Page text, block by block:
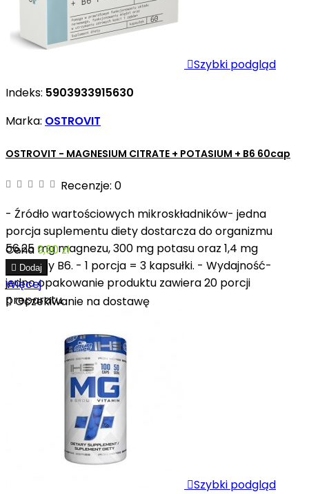
Szybki podgląd
Indeks: 5903933915630
Marka: OSTROVIT
OSTROVIT - MAGNESIUM CITRATE + POTASIUM + B6 60cap
Recenzje: 0
- Źródło wartościowych mikroskładników- jedna
porcja suplementu diety dostarcza do organizmu
56,25 mg magnezu, 300 mg potasu oraz 1,4 mg
witaminy B6. - 1 porcja = 3 kapsułki. - Wydajność-
jedno opakowanie produktu zawiera 20 porcji
preparatu.
Cena9,90 zł
 Dodaj
Więcej
Oczekiwanie na dostawę
Szybki podgląd